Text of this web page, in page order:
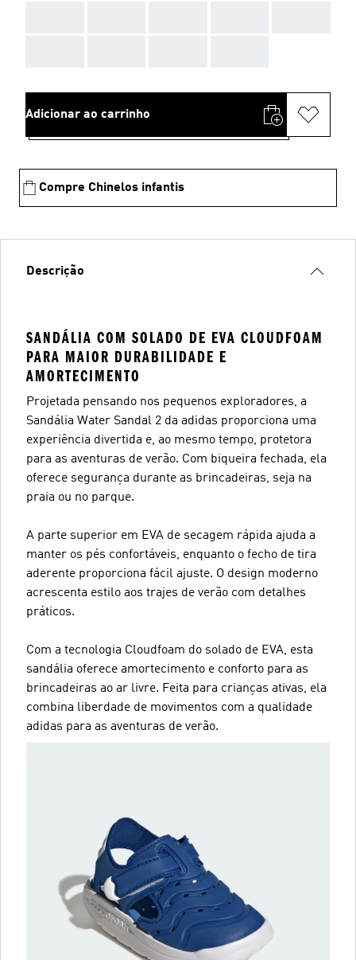
Adicionar ao carrinho
Compre Chinelos infantis
Descrição
SANDÁLIA COM SOLADO DE EVA CLOUDFOAM
PARA MAIOR DURABILIDADE E
AMORTECIMENTO
Projetada pensando nos pequenos exploradores, a
Sandália Water Sandal 2 da adidas proporciona uma
experiência divertida e, ao mesmo tempo, protetora
para as aventuras de verão. Com biqueira fechada, ela
oferece segurança durante as brincadeiras, seja na
praia ou no parque.
A parte superior em EVA de secagem rápida ajuda a
manter os pés confortáveis, enquanto o fecho de tira
aderente proporciona fácil ajuste. O design moderno
acrescenta estilo aos trajes de verão com detalhes
práticos.
Com a tecnologia Cloudfoam do solado de EVA, esta
sandália oferece amortecimento e conforto para as
brincadeiras ao ar livre. Feita para crianças ativas, ela
combina liberdade de movimentos com a qualidade
adidas para as aventuras de verão.